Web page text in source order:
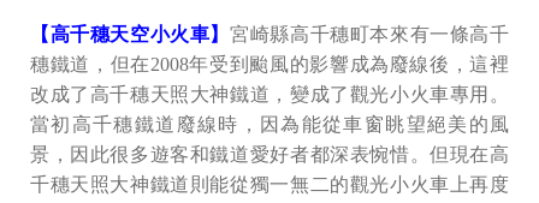
【高千穗天空小火車】宮崎縣高千穗町本來有一條高千
穗鐵道，但在2008年受到颱風的影響成為廢線後，這裡
改成了高千穗天照大神鐵道，變成了觀光小火車專用。
當初高千穗鐵道廢線時，因為能從車窗眺望絕美的風
景，因此很多遊客和鐵道愛好者都深表惋惜。但現在高
千穗天照大神鐵道則能從獨一無二的觀光小火車上再度